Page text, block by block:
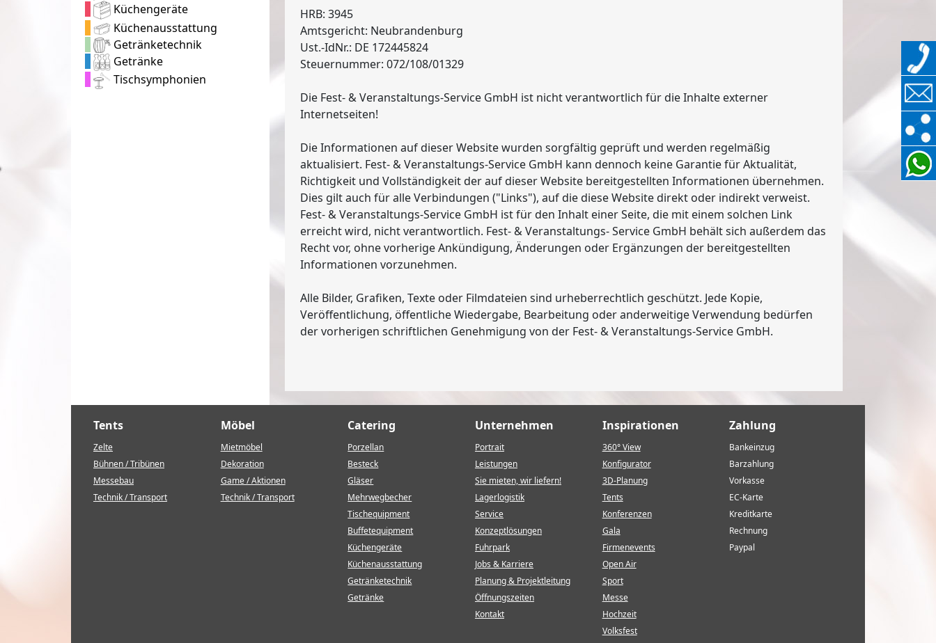
Küchengeräte
Küchenausstattung
Getränketechnik
Getränke
Tischsymphonien
HRB: 3945
Amtsgericht: Neubrandenburg
Ust.-IdNr.: DE 172445824
Steuernummer: 072/108/01329
Die Fest- & Veranstaltungs-Service GmbH ist nicht verantwortlich für die Inhalte externer
Internetseiten!
Die Informationen auf dieser Website wurden sorgfältig geprüft und werden regelmäßig
aktualisiert. Fest- & Veranstaltungs-Service GmbH kann dennoch keine Garantie für Aktualität,
Richtigkeit und Vollständigkeit der auf dieser Website bereitgestellten Informationen übernehmen.
Dies gilt auch für alle Verbindungen ("Links"), auf die diese Website direkt oder indirekt verweist.
Fest- & Veranstaltungs-Service GmbH ist für den Inhalt einer Seite, die mit einem solchen Link
erreicht wird, nicht verantwortlich. Fest- & Veranstaltungs- Service GmbH behält sich außerdem das
Recht vor, ohne vorherige Ankündigung, Änderungen oder Ergänzungen der bereitgestellten
Informationen vorzunehmen.
Alle Bilder, Grafiken, Texte oder Filmdateien sind urheberrechtlich geschützt. Jede Kopie,
Veröffentlichung, öffentliche Wiedergabe, Bearbeitung oder anderweitige Verwendung bedürfen
der vorherigen schriftlichen Genehmigung von der Fest- & Veranstaltungs-Service GmbH.
Tents
Zelte
Bühnen / Tribünen
Messebau
Technik / Transport
Möbel
Mietmöbel
Dekoration
Game / Aktionen
Technik / Transport
Catering
Porzellan
Besteck
Gläser
Mehrwegbecher
Tischequipment
Buffetequipment
Küchengeräte
Küchenausstattung
Getränketechnik
Getränke
Unternehmen
Portrait
Leistungen
Sie mieten, wir liefern!
Lagerlogistik
Service
Konzeptlösungen
Fuhrpark
Jobs & Karriere
Planung & Projektleitung
Öffnungszeiten
Kontakt
Inspirationen
360° View
Konfigurator
3D-Planung
Tents
Konferenzen
Gala
Firmenevents
Open Air
Sport
Messe
Hochzeit
Volksfest
Zahlung
Bankeinzug
Barzahlung
Vorkasse
EC-Karte
Kreditkarte
Rechnung
Paypal